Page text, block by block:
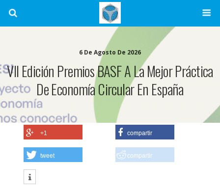
6 De Agosto De 2026
VII Edición Premios BASF A La Mejor Práctica
De Economía Circular En España
+1 compartir
tweet compartir